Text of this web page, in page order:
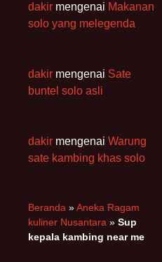
dakir mengenai Makanan
solo yang melegenda
dakir mengenai Sate
buntel solo asli
dakir mengenai Warung
sate kambing khas solo
Beranda »Aneka Ragam
kuliner Nusantara » Sup
kepala kambing near me